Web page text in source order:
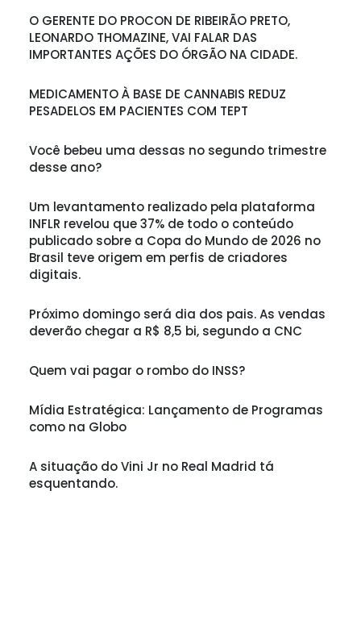
O GERENTE DO PROCON DE RIBEIRÃO PRETO,
LEONARDO THOMAZINE, VAI FALAR DAS
IMPORTANTES AÇÕES DO ÓRGÃO NA CIDADE.
MEDICAMENTO À BASE DE CANNABIS REDUZ
PESADELOS EM PACIENTES COM TEPT
Você bebeu uma dessas no segundo trimestre
desse ano?
Um levantamento realizado pela plataforma
INFLR revelou que 37% de todo o conteúdo
publicado sobre a Copa do Mundo de 2026 no
Brasil teve origem em perfis de criadores
digitais.
Próximo domingo será dia dos pais. As vendas
deverão chegar a R$ 8,5 bi, segundo a CNC
Quem vai pagar o rombo do INSS?
Mídia Estratégica: Lançamento de Programas
como na Globo
A situação do Vini Jr no Real Madrid tá
esquentando.